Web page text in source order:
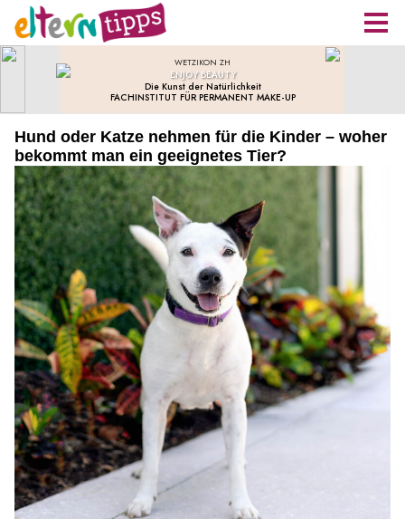
Hund oder Katze nehmen für die Kinder – woher
bekommt man ein geeignetes Tier?